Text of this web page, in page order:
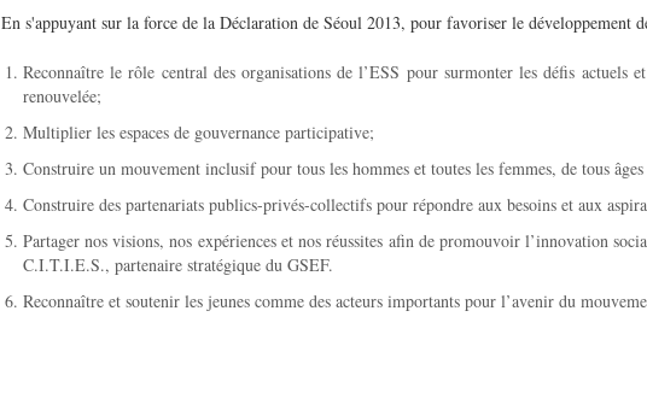
En s'appuyant sur la force de la Déclaration de Séoul 2013, pour favoriser le développement
Reconnaître le rôle central des organisations de l’ESS pour surmonter les défis actuels
renouvelée;
Multiplier les espaces de gouvernance participative;
Construire un mouvement inclusif pour tous les hommes et toutes les femmes, de tous
Construire des partenariats publics-privés-collectifs pour répondre aux besoins et aux
Partager nos visions, nos expériences et nos réussites afin de promouvoir l’innovation
C.I.T.I.E.S., partenaire stratégique du GSEF.
Reconnaître et soutenir les jeunes comme des acteurs importants pour l’avenir du